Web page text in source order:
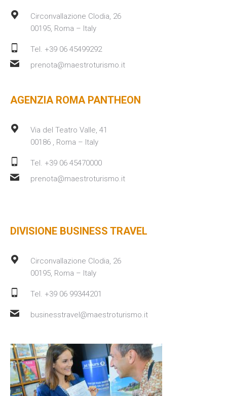
Circonvallazione Clodia, 26
00195, Roma – Italy
Tel. +39 06 45499292
prenota@maestroturismo.it
AGENZIA ROMA PANTHEON
Via del Teatro Valle, 41
00186 , Roma – Italy
Tel. +39 06 45470000
prenota@maestroturismo.it
DIVISIONE BUSINESS TRAVEL
Circonvallazione Clodia, 26
00195, Roma – Italy
Tel. +39 06 99344201
businesstravel@maestroturismo.it